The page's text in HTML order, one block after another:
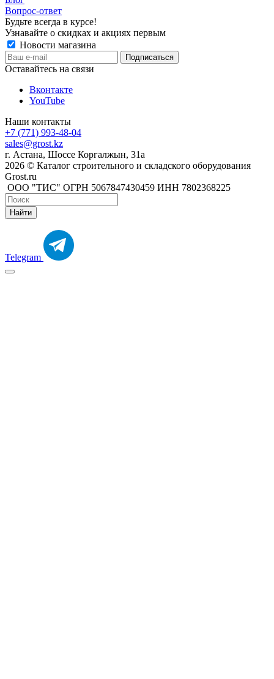
Вопрос-ответ
Будьте всегда в курсе!
Узнавайте о скидках и акциях первым
Новости магазина
Оставайтесь на связи
Вконтакте
YouTube
Наши контакты
+7 (771) 993-48-04
sales@grost.kz
г. Астана, Шоссе Коргалжын, 31а
2026 © Каталог строительного и складского оборудования
Grost.ru
ООО "ТИС" ОГРН 5067847430459 ИНН 7802368225
Найти
Telegram